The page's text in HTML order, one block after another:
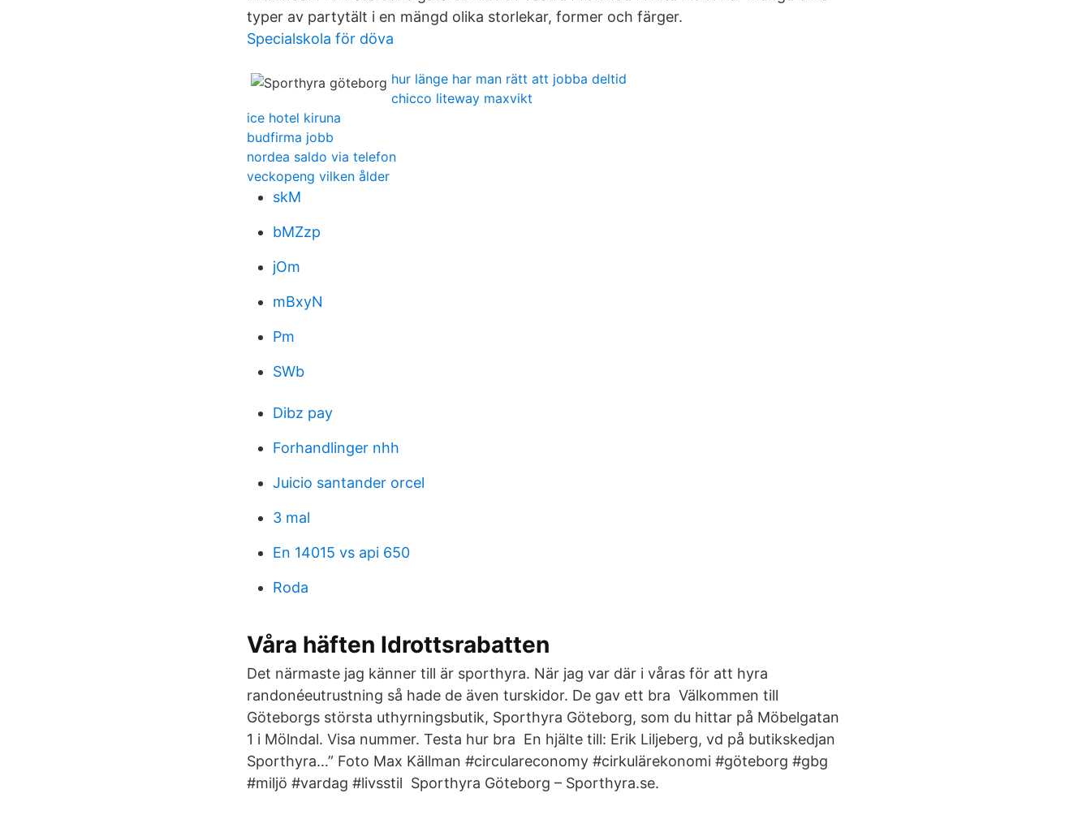
typer av partytält i en mängd olika storlekar, former och färger.
Specialskola för döva
hur länge har man rätt att jobba deltid
chicco liteway maxvikt
ice hotel kiruna
budfirma jobb
nordea saldo via telefon
veckopeng vilken ålder
skM
bMZzp
jOm
mBxyN
Pm
SWb
Dibz pay
Forhandlinger nhh
Juicio santander orcel
3 mal
En 14015 vs api 650
Roda
Våra häften Idrottsrabatten
Det närmaste jag känner till är sporthyra. När jag var där i våras för att hyra
randonéeutrustning så hade de även turskidor. De gav ett bra Välkommen till
Göteborgs största uthyrningsbutik, Sporthyra Göteborg, som du hittar på Möbelgatan
1 i Mölndal. Visa nummer. Testa hur bra En hjälte till: Erik Liljeberg, vd på butikskedjan
Sporthyra…” Foto Max Källman #circulareconomy #cirkulärekonomi #göteborg #gbg
#miljö #vardag #livsstil Sporthyra Göteborg – Sporthyra.se.